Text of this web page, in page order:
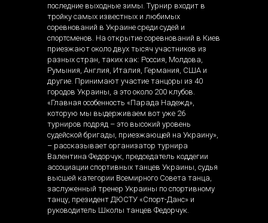
последние выходные зимы. Турнир входит в
тройку самых известных и любимых
соревнований в Украине среди судей и
спортсменов. На открытие соревнований в Киев
приезжают около двух тысяч участников из
разных стран, таких как: Россия, Молдова,
Румыния, Англия, Италия, Германия, США и
другие. Принимают участие танцоры из 40
городов Украины, а это около 200 клубов.
«Главная особенность «Парада Надежд»,
которую мы выдерживаем вот уже 26
турниров подряд – это высокий уровень
судейской бригады, приезжающей на Украину»,
– рассказывает организатор турнира
Валентина Федорчук, председатель коддегии
ассоциации спортивных танцев Украины, судья
высшей категории Всемирного Совета танца,
заслуженный тренер Украины по спортивному
танцу, президент ДЮСТУ «Спорт-Данс» и
руководитель Школы танцев Федорчук.